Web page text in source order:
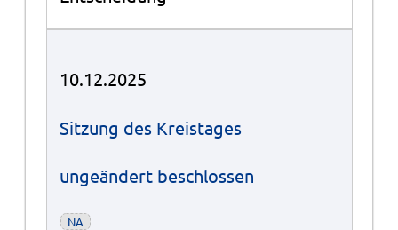
10.12.2025
Sitzung des Kreistages
ungeändert beschlossen
NA